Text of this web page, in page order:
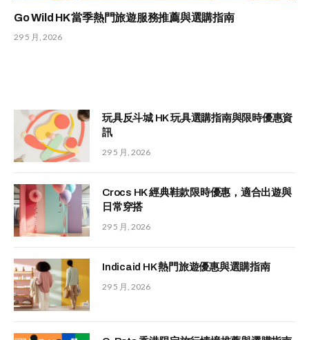
Go Wild HK 當季熱門旅遊服務推薦與選購指南
29 5 月, 2026
玩具反斗城 HK 玩具選購指南與限時優惠資
訊
29 5 月, 2026
Crocs HK 經典鞋款限時優惠，適合出遊與
日常穿搭
29 5 月, 2026
Indicaid HK 熱門旅遊優惠與選購指南
29 5 月, 2026